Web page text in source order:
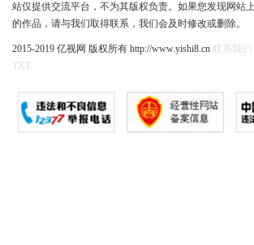
站仅提供交流平台，不为其版权负责。如果您发现网站
的作品，请与我们取得联系，我们会及时修改或删除。
2015-2019 亿视网 版权所有 http://www.yishi8.cn 联系我们
TXT